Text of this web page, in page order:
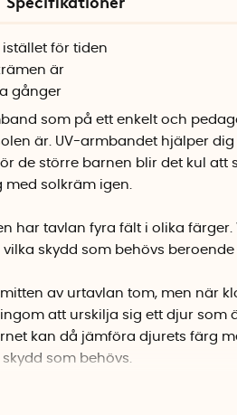
för tiden
är
gånger
som på ett enkelt och
är. UV-armbandet hjälper
de större barnen blir det kul att
med solkräm igen.
har tavlan fyra fält i olika
skydd som behövs
av urtavlan tom, men när
att urskilja sig ett djur som
kan då jämföra djurets färg
som behövs.